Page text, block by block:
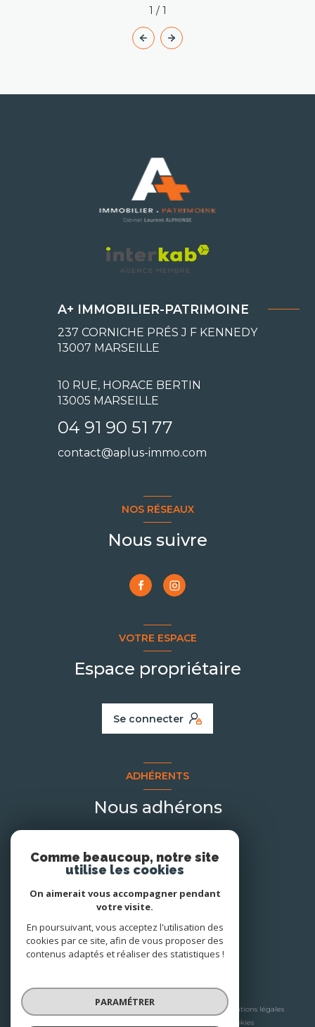
1 / 1
A+ IMMOBILIER-PATRIMOINE
237 CORNICHE PRÉS J F KENNEDY
13007 MARSEILLE
10 RUE, HORACE BERTIN
13005 MARSEILLE
04 91 90 51 77
contact@aplus-immo.com
NOS RÉSEAUX
Nous suivre
VOTRE ESPACE
Espace propriétaire
Se connecter
ADHÉRENTS
Nous adhérons
© 2026 | Tous droits réservés
Mentions légales
Cookies
Comme beaucoup, notre site
utilise les cookies
On aimerait vous accompagner pendant
votre visite.
En poursuivant, vous acceptez l'utilisation des
cookies par ce site, afin de vous proposer des
contenus adaptés et réaliser des statistiques !
PARAMÉTRER